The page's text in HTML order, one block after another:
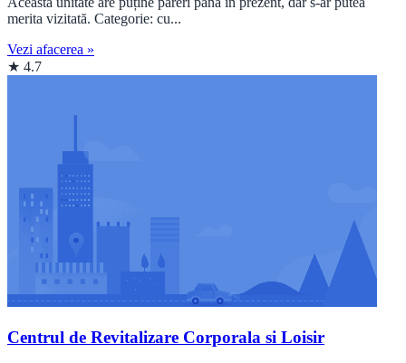
merita vizitată. Categorie: cu...
Vezi afacerea »
★ 4.7
Centrul de Revitalizare Corporala si Loisir